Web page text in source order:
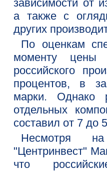
зависимости от
а также с
других
По оценкам
моменту цены
российского
процентов, в
марки. Однако
отдельных
составил от 7 до
Несмотря
"Центринвест"
что